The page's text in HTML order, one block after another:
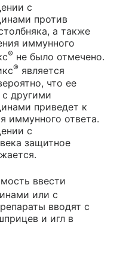
с
против
а также
иммунного
® не было отмечено.
® является
что ее
другими
приведет к
иммунного ответа.
с
защитное
ввести
или с
вводят с
и игл в